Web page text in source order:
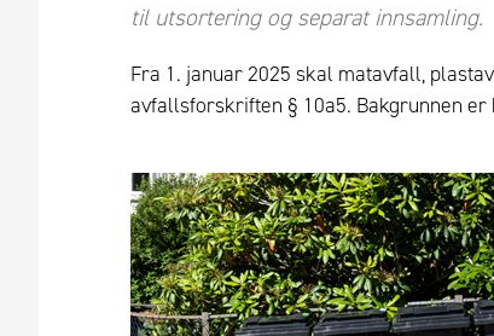
til utsortering og separat innsamling.
Fra 1. januar 2025 skal matavfall,
avfallsforskriften § 10a5. Bakgrunnen